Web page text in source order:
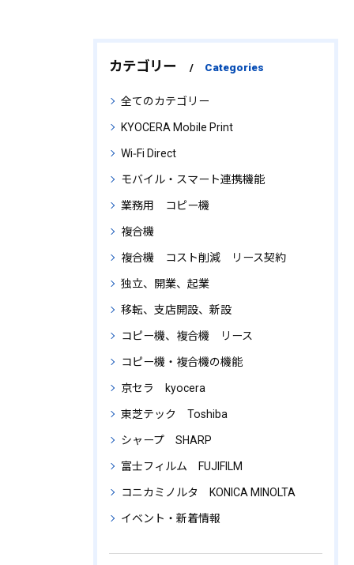
カテゴリー Categories
全てのカテゴリー
KYOCERA Mobile Print
Wi‑Fi Direct
モバイル・スマート連携機能
業務用 コピー機
複合機
複合機 コスト削減 リース契約
独立、開業、起業
移転、支店開設、新設
コピー機、複合機 リース
コピー機・複合機の機能
京セラ kyocera
東芝テック Toshiba
シャープ SHARP
富士フィルム FUJIFILM
コニカミノルタ KONICA MINOLTA
イベント・新着情報